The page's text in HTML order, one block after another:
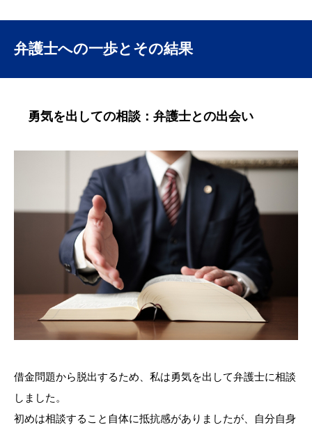
弁護士への一歩とその結果
勇気を出しての相談：弁護士との出会い
借金問題から脱出するため、私は勇気を出して弁護士に相談
しました。
初めは相談すること自体に抵抗感がありましたが、自分自身